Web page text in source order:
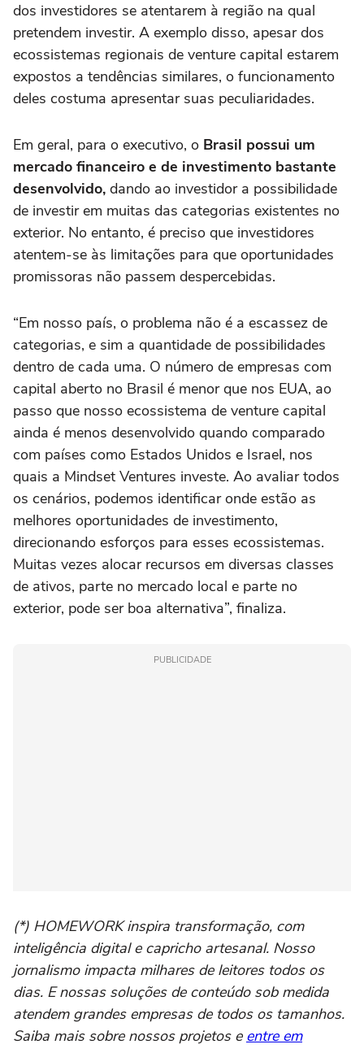
dos investidores se atentarem à região na qual
pretendem investir. A exemplo disso, apesar dos
ecossistemas regionais de venture capital estarem
expostos a tendências similares, o funcionamento
deles costuma apresentar suas peculiaridades.
Em geral, para o executivo, o Brasil possui um
mercado financeiro e de investimento bastante
desenvolvido, dando ao investidor a possibilidade
de investir em muitas das categorias existentes no
exterior. No entanto, é preciso que investidores
atentem-se às limitações para que oportunidades
promissoras não passem despercebidas.
“Em nosso país, o problema não é a escassez de
categorias, e sim a quantidade de possibilidades
dentro de cada uma. O número de empresas com
capital aberto no Brasil é menor que nos EUA, ao
passo que nosso ecossistema de venture capital
ainda é menos desenvolvido quando comparado
com países como Estados Unidos e Israel, nos
quais a Mindset Ventures investe. Ao avaliar todos
os cenários, podemos identificar onde estão as
melhores oportunidades de investimento,
direcionando esforços para esses ecossistemas.
Muitas vezes alocar recursos em diversas classes
de ativos, parte no mercado local e parte no
exterior, pode ser boa alternativa”, finaliza.
PUBLICIDADE
(*) HOMEWORK inspira transformação, com
inteligência digital e capricho artesanal. Nosso
jornalismo impacta milhares de leitores todos os
dias. E nossas soluções de conteúdo sob medida
atendem grandes empresas de todos os tamanhos.
Saiba mais sobre nossos projetos e entre em